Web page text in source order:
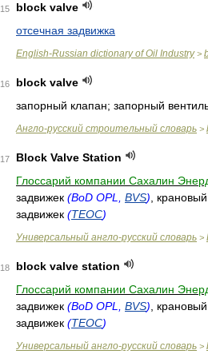
15
block valve
отсечная задвижка
English-Russian dictionary of Oil Industry>
16
block valve
запорный клапан; запорный
Англо-русский строительный словарь >
17
Block Valve Station
Глоссарий компании Сахалин
задвижек (BoD OPL, BVS) ,
задвижек (TEOC)
Универсальный англо-русский словарь >
18
block valve station
Глоссарий компании Сахалин
задвижек (BoD OPL, BVS) ,
задвижек (TEOC)
Универсальный англо-русский словарь >